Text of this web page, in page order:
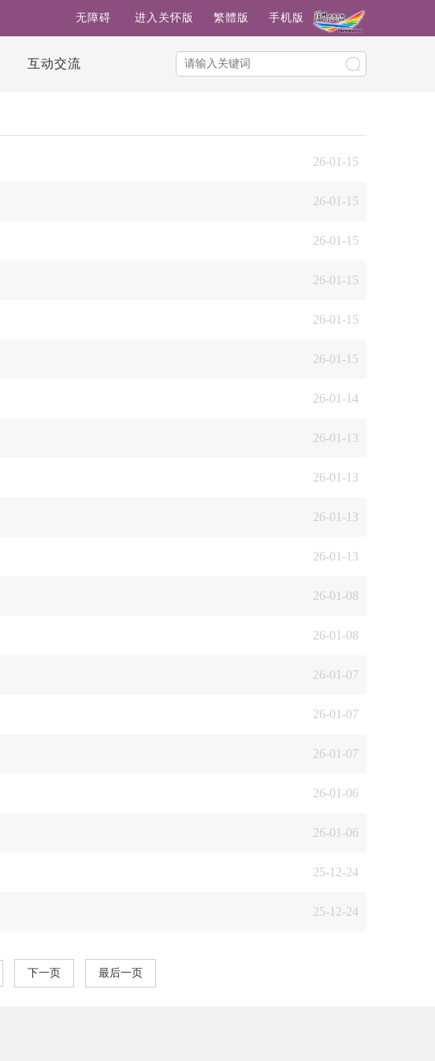
无障碍 进入关怀版 繁體版 手机版
互动交流
26-01-15
26-01-15
26-01-15
26-01-15
26-01-15
26-01-15
26-01-14
26-01-13
26-01-13
26-01-13
26-01-13
26-01-08
26-01-08
26-01-07
26-01-07
26-01-07
26-01-06
26-01-06
25-12-24
25-12-24
下一页 最后一页